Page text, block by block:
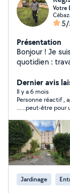
Votre
Présentation
Bonjour ! Je
quotidien :
taille,
int/ext. Sérieux, réactif et polyvalent, je vous aide à
concrétiser
N'hésitez pas
simple conseil !
Dernier avis
Il y a 6 mois
Personne réactif , agréable , néanmoins
......peut-être pour
Jardinage